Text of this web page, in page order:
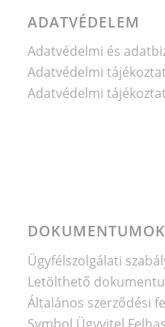
ADATVÉDELEM
Adatvédelmi és
Adatvédelmi
Adatvédelmi
DOKUMENTUMOK
Ügyfélszolgálati
Letölthető
Általános szerződési